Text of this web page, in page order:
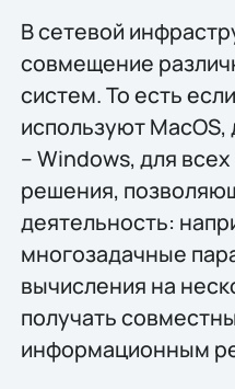
В сетевой
совмещение
систем. То есть
используют MacOS,
– Windows, для
решения,
деятельность:
многозадачные
вычисления на
получать
информационным